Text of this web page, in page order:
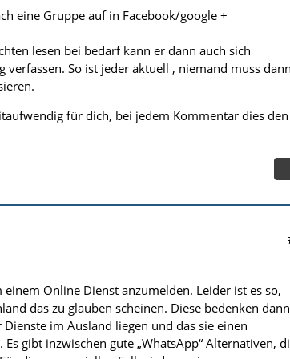
eine Gruppe auf in Facebook/google +
lesen bei bedarf kann er dann auch sich
verfassen. So ist jeder aktuell , niemand muss dann
für dich, bei jedem Kommentar dies den
Online Dienst anzumelden. Leider ist es so,
das zu glauben scheinen. Diese bedenken dann
im Ausland liegen und das sie einen
gibt inzwischen gute „WhatsApp“ Alternativen,